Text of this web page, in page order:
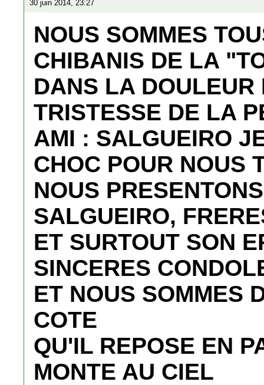
30 juin 2014, 23:27
NOUS SOMMES
CHIBANIS DE LA
DANS LA DOULEUR
TRISTESSE DE LA
AMI : SALGUEIRO
CHOC POUR NOUS
NOUS
SALGUEIRO,
ET SURTOUT SON
SINCERES
ET NOUS SOMMES
COTE
QU'IL REPOSE EN
MONTE AU CIEL